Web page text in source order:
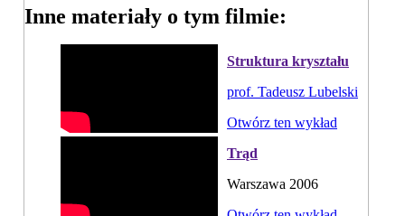
Inne materiały o tym filmie:
Struktura kryształu
prof. Tadeusz Lubelski
Otwórz ten wykład
Trąd
Warszawa 2006